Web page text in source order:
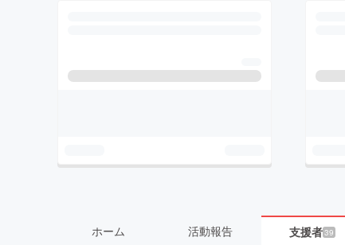
ホーム 活動報告 支援者39